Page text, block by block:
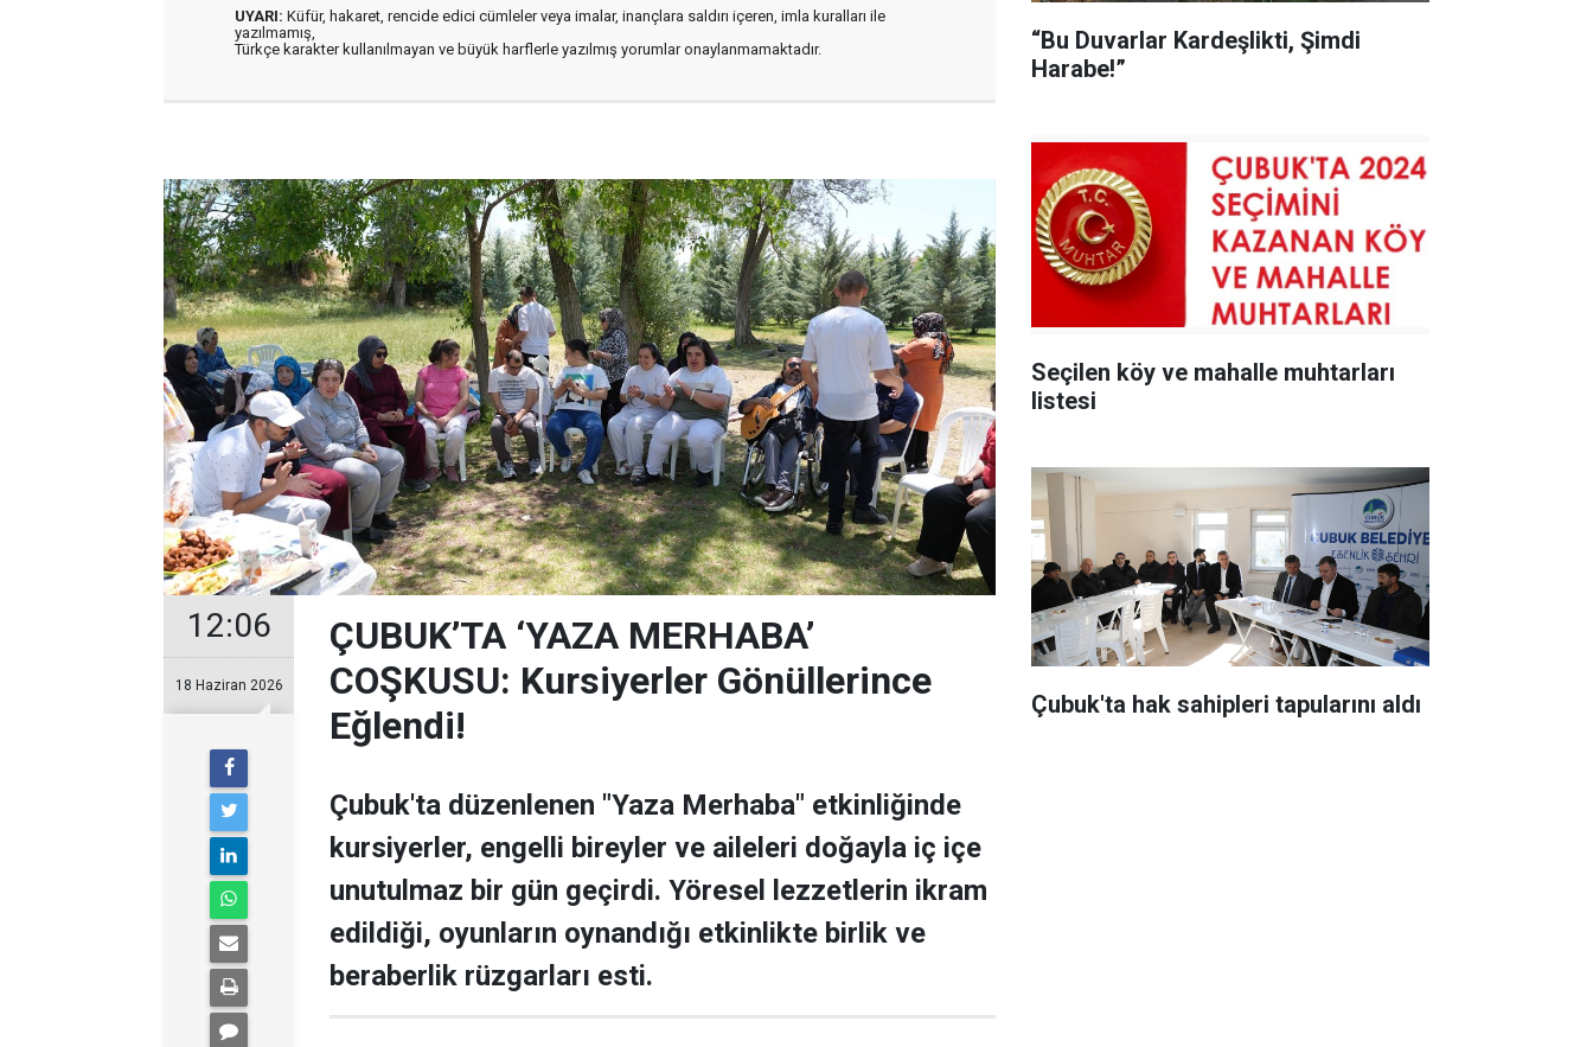
UYARI: Küfür, hakaret, rencide edici cümleler veya imalar, inançlara saldırı içeren, imla kuralları ile
yazılmamış,
Türkçe karakter kullanılmayan ve büyük harflerle yazılmış yorumlar onaylanmamaktadır.
12:06
18 Haziran 2026
ÇUBUK’TA ‘YAZA MERHABA’
COŞKUSU: Kursiyerler Gönüllerince
Eğlendi!
Çubuk'ta düzenlenen "Yaza Merhaba" etkinliğinde
kursiyerler, engelli bireyler ve aileleri doğayla iç içe
unutulmaz bir gün geçirdi. Yöresel lezzetlerin ikram
edildiği, oyunların oynandığı etkinlikte birlik ve
beraberlik rüzgarları esti.
“Bu Duvarlar Kardeşlikti, Şimdi
Harabe!”
Seçilen köy ve mahalle muhtarları
listesi
Çubuk'ta hak sahipleri tapularını aldı